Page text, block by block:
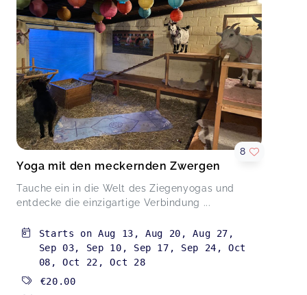
Yoga mit den meckernden Zwergen
Tauche ein in die Welt des Ziegenyogas und
entdecke die einzigartige Verbindung ...
8
Starts onAug 13 ,Aug 20 ,Aug 27 ,
Sep 03, Sep 10 , Sep 17 , Sep 24 ,Oct
08 ,Oct 22 ,Oct 28
€20.00